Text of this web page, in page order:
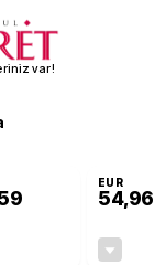
var!
EUR
54,96